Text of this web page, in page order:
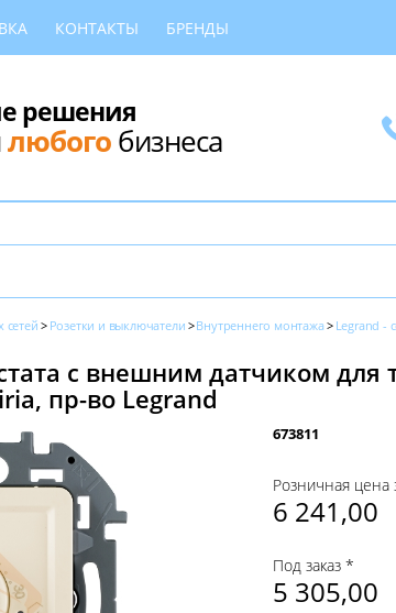
КОНТАКТЫ БРЕНДЫ
решения
любогобизнеса
сетей Розетки и выключатели Внутреннего монтажа Legrand -
с внешним датчиком для
пр-во Legrand
673811
Розничная цена
6 241,00
Под заказ *
5 305,00